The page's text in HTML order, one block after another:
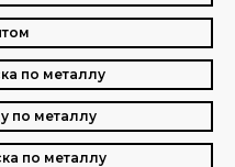
по металлу
по металлу
по металлу